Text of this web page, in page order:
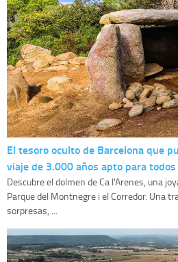
El tesoro oculto de Barcelona que
viaje de 3.000 años apto para todos
Descubre el dolmen de Ca l'Arenes, una
Parque del Montnegre i el Corredor. Una
sorpresas, ...